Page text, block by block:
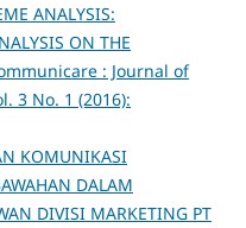
ANALYSIS:
ON THE
: Journal of
3 No. 1 (2016):
KOMUNIKASI
DALAM
DIVISI MARKETING PT